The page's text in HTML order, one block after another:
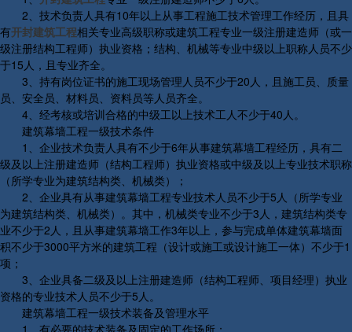
2、技术负责人具有10年以上从事工程施工技术管理工作经历，且具
有开封建筑工程相关专业高级职称或建筑工程专业一级注册建造师（或一
级注册结构工程师）执业资格；结构、机械等专业中级以上职称人员不少
于15人，且专业齐全。
3、持有岗位证书的施工现场管理人员不少于20人，且施工员、质量
员、安全员、材料员、资料员等人员齐全。
4、经考核或培训合格的中级工以上技术工人不少于40人。
建筑幕墙工程一级技术条件
1、企业技术负责人具有不少于6年从事建筑幕墙工程经历，具有二
级及以上注册建造师（结构工程师）执业资格或中级及以上专业技术职称
（所学专业为建筑结构类、机械类）；
2、企业具有从事建筑幕墙工程专业技术人员不少于5人（所学专业
为建筑结构类、机械类）。其中，机械类专业不少于3人，建筑结构类专
业不少于2人，且从事建筑幕墙工作3年以上，参与完成单体建筑幕墙面
积不少于3000平方米的建筑工程（设计或施工或设计施工一体）不少于1
项；
3、企业具备二级及以上注册建造师（结构工程师、项目经理）执业
资格的专业技术人员不少于5人。
建筑幕墙工程一级技术装备及管理水平
1、有必要的技术装备及固定的工作场所；